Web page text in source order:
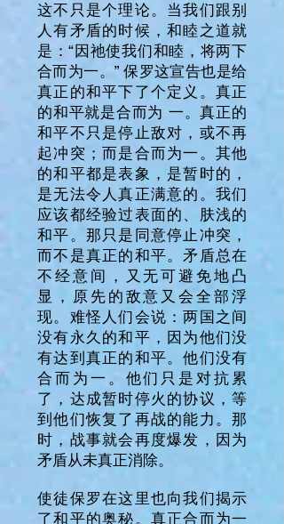
这不只是个理论。当我们跟别
人有矛盾的时候，和睦之道就
是：“因祂使我们和睦，将两下
合而为一。” 保罗这宣告也是给
真正的和平下了个定义。真正
的和平就是合而为 一。真正的
和平不只是停止敌对，或不再
起冲突；而是合而为一。其他
的和平都是表象，是暂时的，
是无法令人真正满意的。我们
应该都经验过表面的、肤浅的
和平。那只是同意停止冲突，
而不是真正的和平。矛盾总在
不经意间，又无可避免地凸
显，原先的敌意又会全部浮
现。难怪人们会说：两国之间
没有永久的和平，因为他们没
有达到真正的和平。他们没有
合而为一。他们只是对抗累
了，达成暂时停火的协议，等
到他们恢复了再战的能力。那
时，战事就会再度爆发，因为
矛盾从未真正消除。
使徒保罗在这里也向我们揭示
了和平的奥秘。真正合而为一